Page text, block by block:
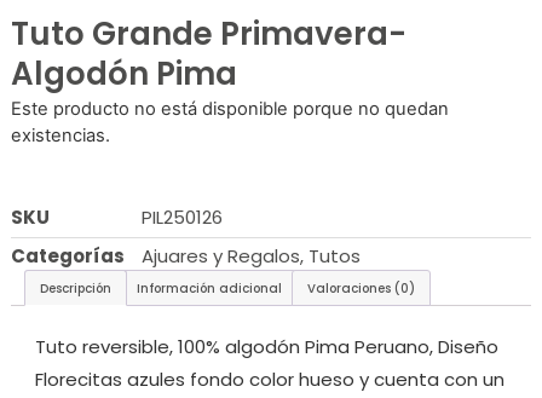
Tuto Grande Primavera-
Algodón Pima
Este producto no está disponible porque no quedan
existencias.
SKU
PIL250126
Categorías
Ajuares y Regalos, Tutos
Descripción Información adicional Valoraciones (0)
Tuto reversible, 100% algodón Pima Peruano, Diseño
Florecitas azules fondo color hueso y cuenta con un